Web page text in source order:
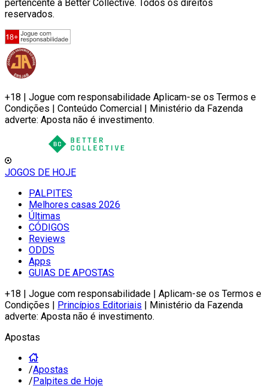
pertencente à Better Collective. Todos os direitos
reservados.
+18 | Jogue com responsabilidade Aplicam-se os Termos e
Condições | Conteúdo Comercial | Ministério da Fazenda
adverte: Aposta não é investimento.
JOGOS DE HOJE
PALPITES
Melhores casas 2026
Últimas
CÓDIGOS
Reviews
ODDS
Apps
GUIAS DE APOSTAS
+18 | Jogue com responsabilidade | Aplicam-se os Termos e
Condições | Princípios Editoriais | Ministério da Fazenda
adverte: Aposta não é investimento.
Apostas
/Apostas
/Palpites de Hoje